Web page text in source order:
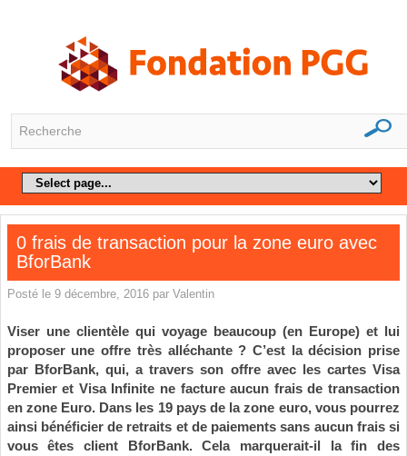
0 frais de transaction pour la zone euro avec
BforBank
Posté le 9 décembre, 2016 par Valentin
Viser une clientèle qui voyage beaucoup (en Europe) et lui
proposer une offre très alléchante ? C’est la décision prise
par BforBank, qui, a travers son offre avec les cartes Visa
Premier et Visa Infinite ne facture aucun frais de transaction
en zone Euro. Dans les 19 pays de la zone euro, vous pourrez
ainsi bénéficier de retraits et de paiements sans aucun frais si
vous êtes client BforBank. Cela marquerait-il la fin des